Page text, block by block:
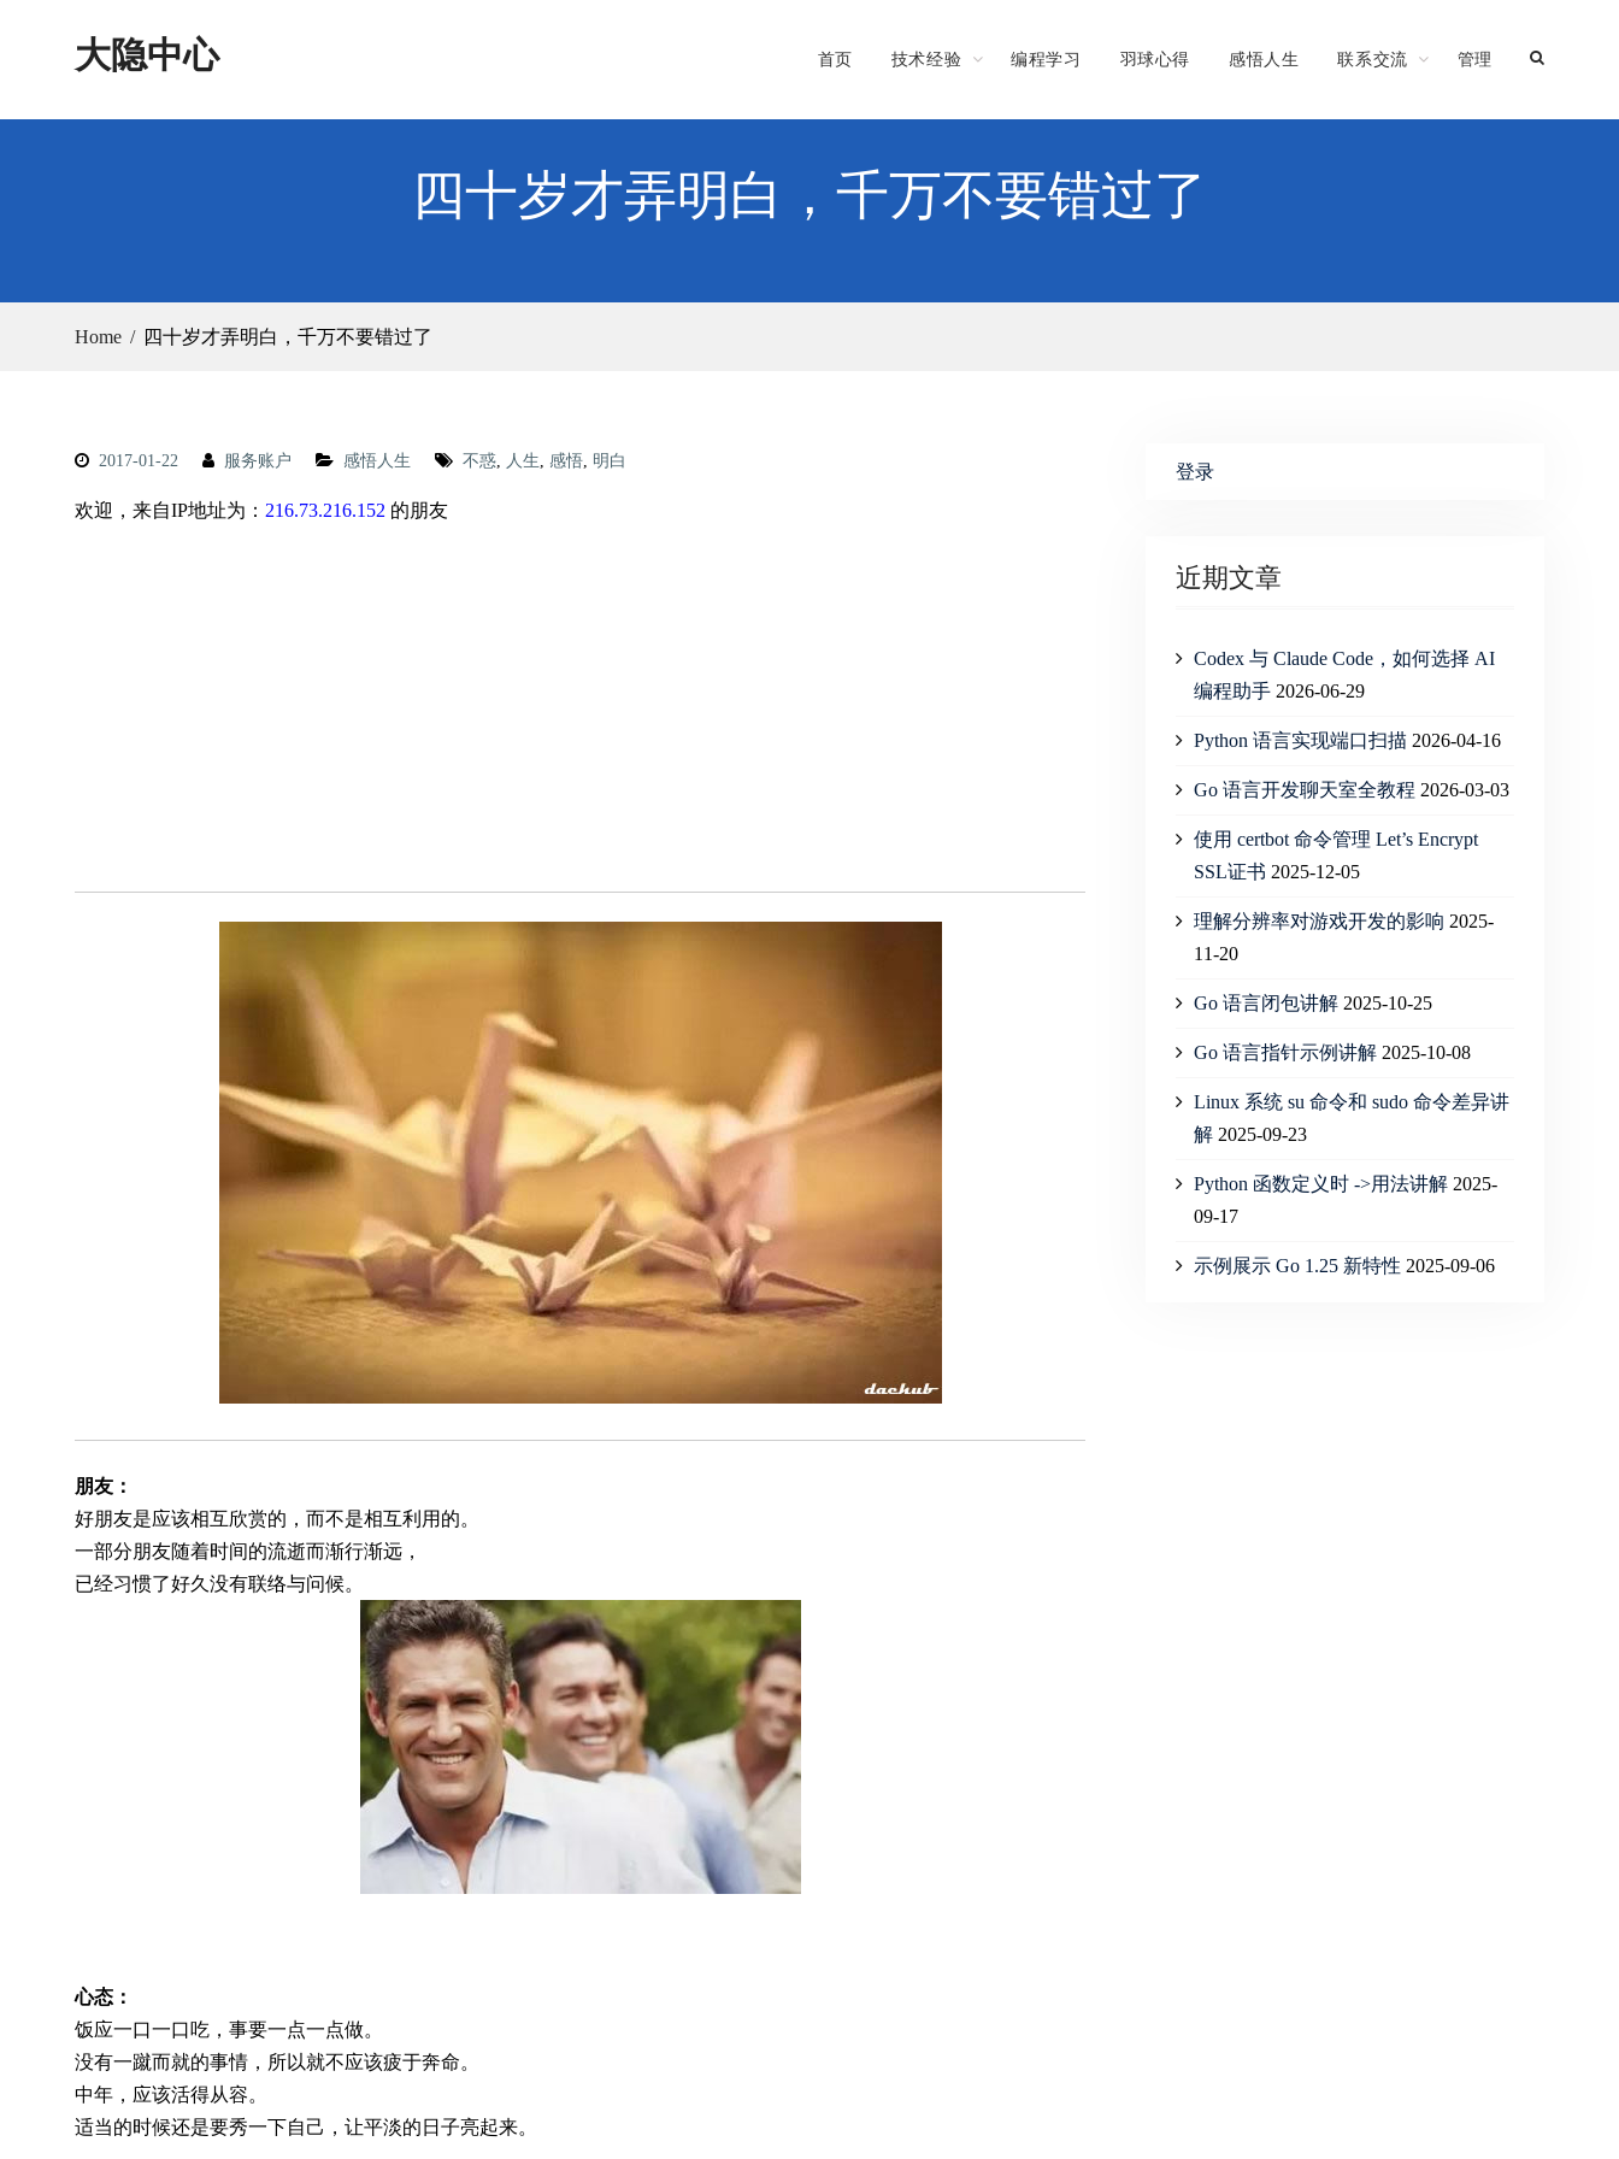
大隐中心 首页 技术经验 编程学习 羽球心得 感悟人生 联系交流 管理
四十岁才弄明白，千万不要错过了
Home 四十岁才弄明白，千万不要错过了
2017-01-22 服务账户 感悟人生 不惑, 人生, 感悟, 明白
欢迎，来自IP地址为： 216.73.216.152 的朋友
朋友：
好朋友是应该相互欣赏的，而不是相互利用的。
一部分朋友随着时间的流逝而渐行渐远，
已经习惯了好久没有联络与问候。
心态：
饭应一口一口吃，事要一点一点做。
没有一蹴而就的事情，所以就不应该疲于奔命。
中年，应该活得从容。
适当的时候还是要秀一下自己，让平淡的日子亮起来。
登录
近期文章
Codex 与 Claude Code，如何选择 AI
编程助手 2026-06-29
Python 语言实现端口扫描 2026-04-16
Go 语言开发聊天室全教程 2026-03-03
使用 certbot 命令管理 Let’s Encrypt
SSL证书 2025-12-05
理解分辨率对游戏开发的影响 2025-
11-20
Go 语言闭包讲解 2025-10-25
Go 语言指针示例讲解 2025-10-08
Linux 系统 su 命令和 sudo 命令差异讲
解 2025-09-23
Python 函数定义时 ->用法讲解 2025-
09-17
示例展示 Go 1.25 新特性 2025-09-06